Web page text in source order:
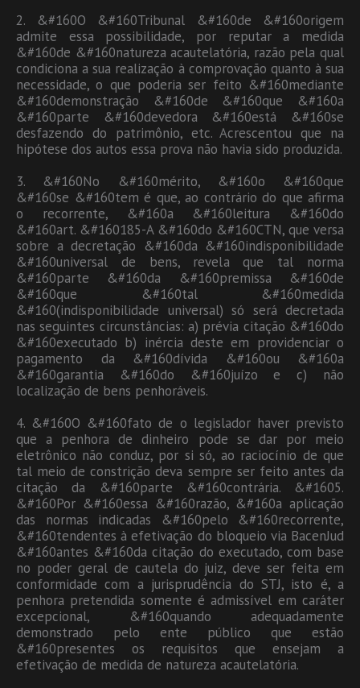
2. &#160O &#160Tribunal &#160de &#160origem
admite essa possibilidade, por reputar a medida
&#160de &#160natureza acautelatória, razão pela qual
condiciona a sua realização à comprovação quanto à sua
necessidade, o que poderia ser feito &#160mediante
&#160demonstração &#160de &#160que &#160a
&#160parte &#160devedora &#160está &#160se
desfazendo do patrimônio, etc. Acrescentou que na
hipótese dos autos essa prova não havia sido produzida.
3. &#160No &#160mérito, &#160o &#160que
&#160se &#160tem é que, ao contrário do que afirma
o recorrente, &#160a &#160leitura &#160do
&#160art. &#160185-A &#160do &#160CTN, que versa
sobre a decretação &#160da &#160indisponibilidade
&#160universal de bens, revela que tal norma
&#160parte &#160da &#160premissa &#160de
&#160que &#160tal &#160medida
&#160(indisponibilidade universal) só será decretada
nas seguintes circunstâncias: a) prévia citação &#160do
&#160executado b) inércia deste em providenciar o
pagamento da &#160dívida &#160ou &#160a
&#160garantia &#160do &#160juízo e c) não
localização de bens penhoráveis.
4. &#160O &#160fato de o legislador haver previsto
que a penhora de dinheiro pode se dar por meio
eletrônico não conduz, por si só, ao raciocínio de que
tal meio de constrição deva sempre ser feito antes da
citação da &#160parte &#160contrária. &#1605.
&#160Por &#160essa &#160razão, &#160a aplicação
das normas indicadas &#160pelo &#160recorrente,
&#160tendentes à efetivação do bloqueio via BacenJud
&#160antes &#160da citação do executado, com base
no poder geral de cautela do juiz, deve ser feita em
conformidade com a jurisprudência do STJ, isto é, a
penhora pretendida somente é admissível em caráter
excepcional, &#160quando adequadamente
demonstrado pelo ente público que estão
&#160presentes os requisitos que ensejam a
efetivação de medida de natureza acautelatória.